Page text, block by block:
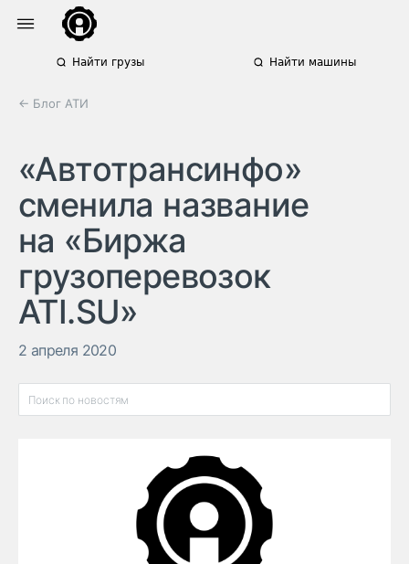
Найти грузы Найти машины
← Блог АТИ
«Автотрансинфо»
сменила название
на «Биржа
грузоперевозок
ATI.SU»
2 апреля 2020